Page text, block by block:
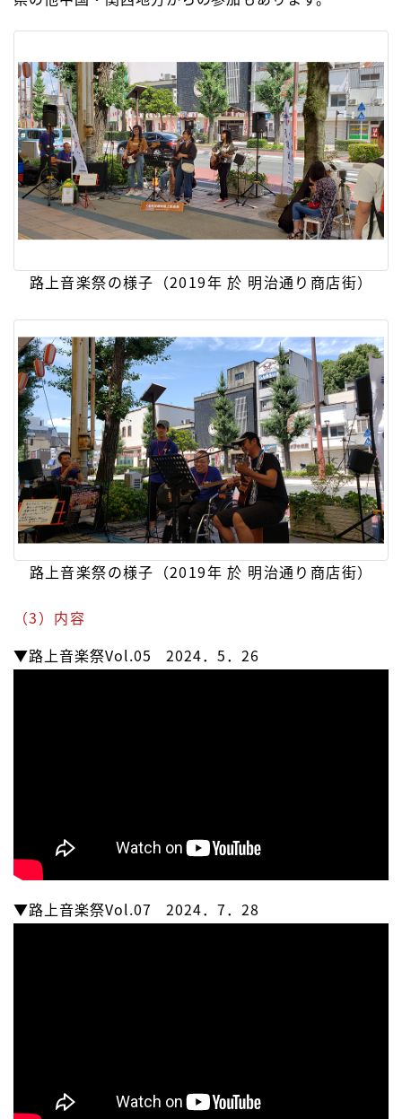
路上音楽祭の様子（2019年 於 明治通り商店街）
路上音楽祭の様子（2019年 於 明治通り商店街）
（3）内容
▼路上音楽祭Vol.05 2024．5．26
▼路上音楽祭Vol.07 2024．7．28